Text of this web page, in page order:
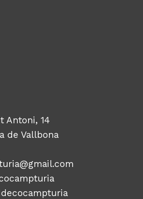
Antoni, 14
de Vallbona